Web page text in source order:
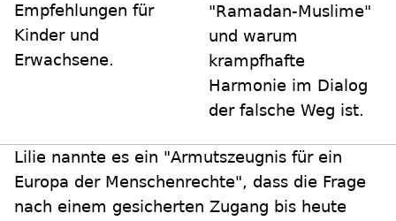
Empfehlungen für
Kinder und
Erwachsene.
"Ramadan-Muslime"
und warum
krampfhafte
Harmonie im Dialog
der falsche Weg ist.
Lilie nannte es ein "Armutszeugnis für ein
Europa der Menschenrechte", dass die Frage
nach einem gesicherten Zugang bis heute